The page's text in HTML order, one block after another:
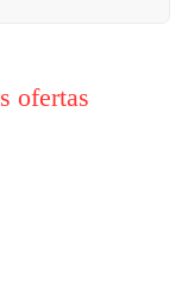
ofertas